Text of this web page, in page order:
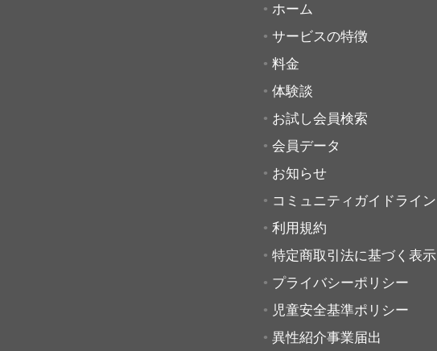
ホーム
サービスの特徴
料金
体験談
お試し会員検索
会員データ
お知らせ
コミュニティガイドライン
利用規約
特定商取引法に基づく表示
プライバシーポリシー
児童安全基準ポリシー
異性紹介事業届出